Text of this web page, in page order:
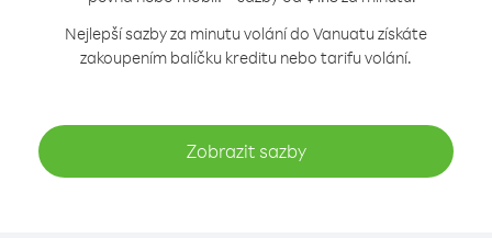
Nejlepší sazby za minutu volání do Vanuatu získáte
zakoupením balíčku kreditu nebo tarifu volání.
Zobrazit sazby